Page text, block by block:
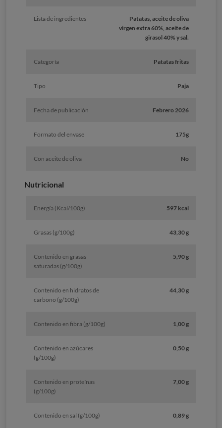
Lista de ingredientes
Patatas, aceite de oliva
virgen extra 60%, aceite de
girasol 40% y sal.
Categoría Patatas fritas
Tipo Paja
Fecha de publicación Febrero 2026
Formato del envase 175g
Con aceite de oliva No
Nutricional
Energía (Kcal/100g) 597 kcal
Grasas (g/100g) 43,30 g
Contenido en grasas
saturadas (g/100g)
5,90 g
Contenido en hidratos de
carbono (g/100g)
44,30 g
Contenido en fibra (g/100g) 1,00 g
Contenido en azúcares
(g/100g)
0,50 g
Contenido en proteínas
(g/100g)
7,00 g
Contenido en sal (g/100g) 0,89 g